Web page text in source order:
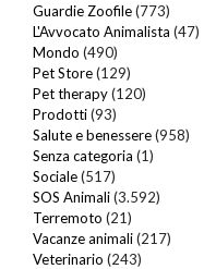
Guardie Zoofile(773)
L'Avvocato Animalista (47)
Mondo (490)
Pet Store(129)
Pet therapy(120)
Prodotti(93)
Salute e benessere(958)
Senza categoria (1)
Sociale(517)
SOS Animali(3.592)
Terremoto (21)
Vacanze animali(217)
Veterinario (243)